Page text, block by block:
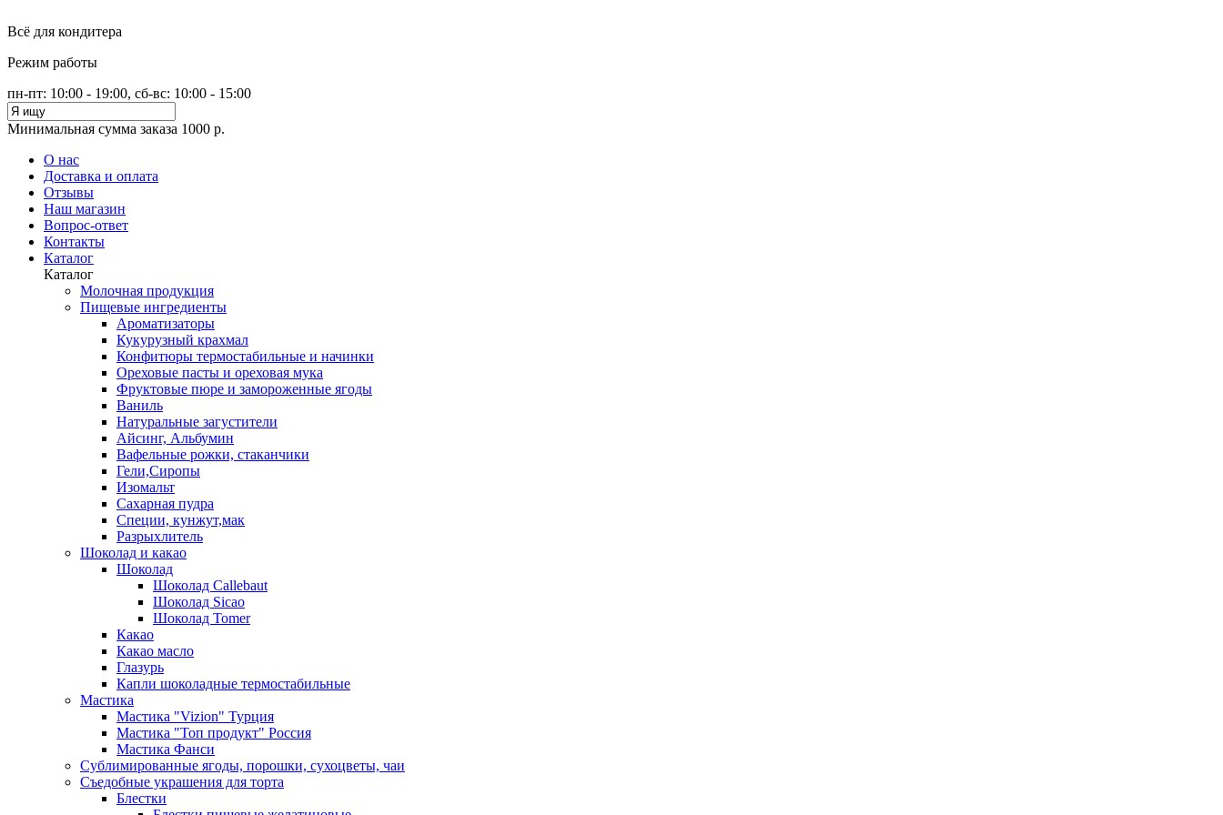
Всё для кондитера
Режим работы
пн-пт: 10:00 - 19:00, сб-вс: 10:00 - 15:00
Минимальная сумма заказа 1000 р.
О нас
Доставка и оплата
Отзывы
Наш магазин
Вопрос-ответ
Контакты
Каталог
Каталог
Молочная продукция
Пищевые ингредиенты
Ароматизаторы
Кукурузный крахмал
Конфитюры термостабильные и начинки
Ореховые пасты и ореховая мука
Фруктовые пюре и замороженные ягоды
Ваниль
Натуральные загустители
Айсинг, Альбумин
Вафельные рожки, стаканчики
Гели,Сиропы
Изомальт
Сахарная пудра
Специи, кунжут,мак
Разрыхлитель
Шоколад и какао
Шоколад
Шоколад Callebaut
Шоколад Sicao
Шоколад Tomer
Какао
Какао масло
Глазурь
Капли шоколадные термостабильные
Мастика
Мастика "Vizion" Турция
Мастика "Топ продукт" Россия
Мастика Фанси
Сублимированные ягоды, порошки, сухоцветы, чаи
Съедобные украшения для торта
Блестки